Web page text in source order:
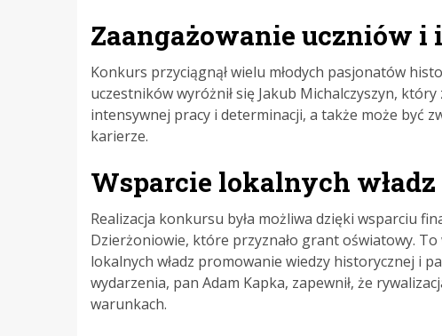
Zaangażowanie uczniów i
Konkurs przyciągnął wielu młodych pasjonatów
uczestników wyróżnił się Jakub Michalczyszyn,
intensywnej pracy i determinacji, a także może być
karierze.
Wsparcie lokalnych władz
Realizacja konkursu była możliwa dzięki wsparciu
Dzierżoniowie, które przyznało grant oświatowy.
lokalnych władz promowanie wiedzy historycznej i
wydarzenia, pan Adam Kapka, zapewnił, że
warunkach.